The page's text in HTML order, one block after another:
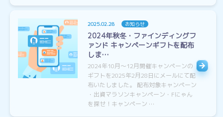
2025.02.28 お知らせ
2024年秋冬・ファインディングフ
ァンド キャンペーンギフトを配布
しま…
2024年10月〜12月開催キャンペーンの
ギフトを2025年2月28日にメールにて配
布いたしました。 配布対象キャンペーン
・出資マラソンキャンペーン・Fにゃん
を探せ！キャンペーン …